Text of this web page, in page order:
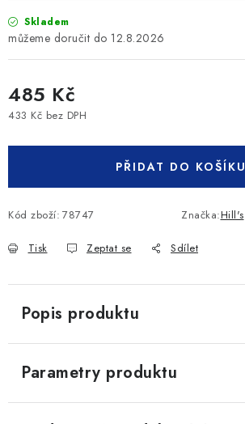
Skladem
12.8.2026
485 Kč
433 Kč bez DPH
PŘIDAT DO KOŠÍKU
Kód zboží: 78747 Značka:Hill's
Tisk Zeptat se Sdílet
Popis produktu
Parametry produktu